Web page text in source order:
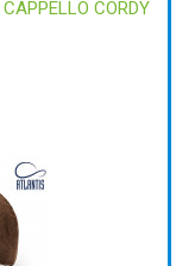
CAPPELLO CORDY